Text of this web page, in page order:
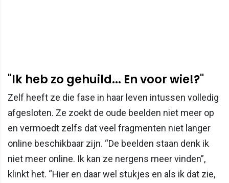
"Ik heb zo gehuild... En voor wie!?"
Zelf heeft ze die fase in haar leven intussen volledig
afgesloten. Ze zoekt de oude beelden niet meer op
en vermoedt zelfs dat veel fragmenten niet langer
online beschikbaar zijn. “De beelden staan denk ik
niet meer online. Ik kan ze nergens meer vinden”,
klinkt het. “Hier en daar wel stukjes en als ik dat zie,